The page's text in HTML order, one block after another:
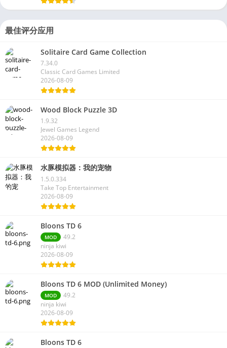
最佳评分应用
Solitaire Card Game Collection
7.34.0
Classic Card Games Limited
2026-08-09
Wood Block Puzzle 3D
1.9.32
Jewel Games Legend
2026-08-09
水豚模拟器：我的宠物
1.5.0.334
Take Top Entertainment
2026-08-09
Bloons TD 6
MOD
49.2
ninja kiwi
2026-08-09
Bloons TD 6 MOD (Unlimited Money)
MOD
49.2
ninja kiwi
2026-08-09
Bloons TD 6